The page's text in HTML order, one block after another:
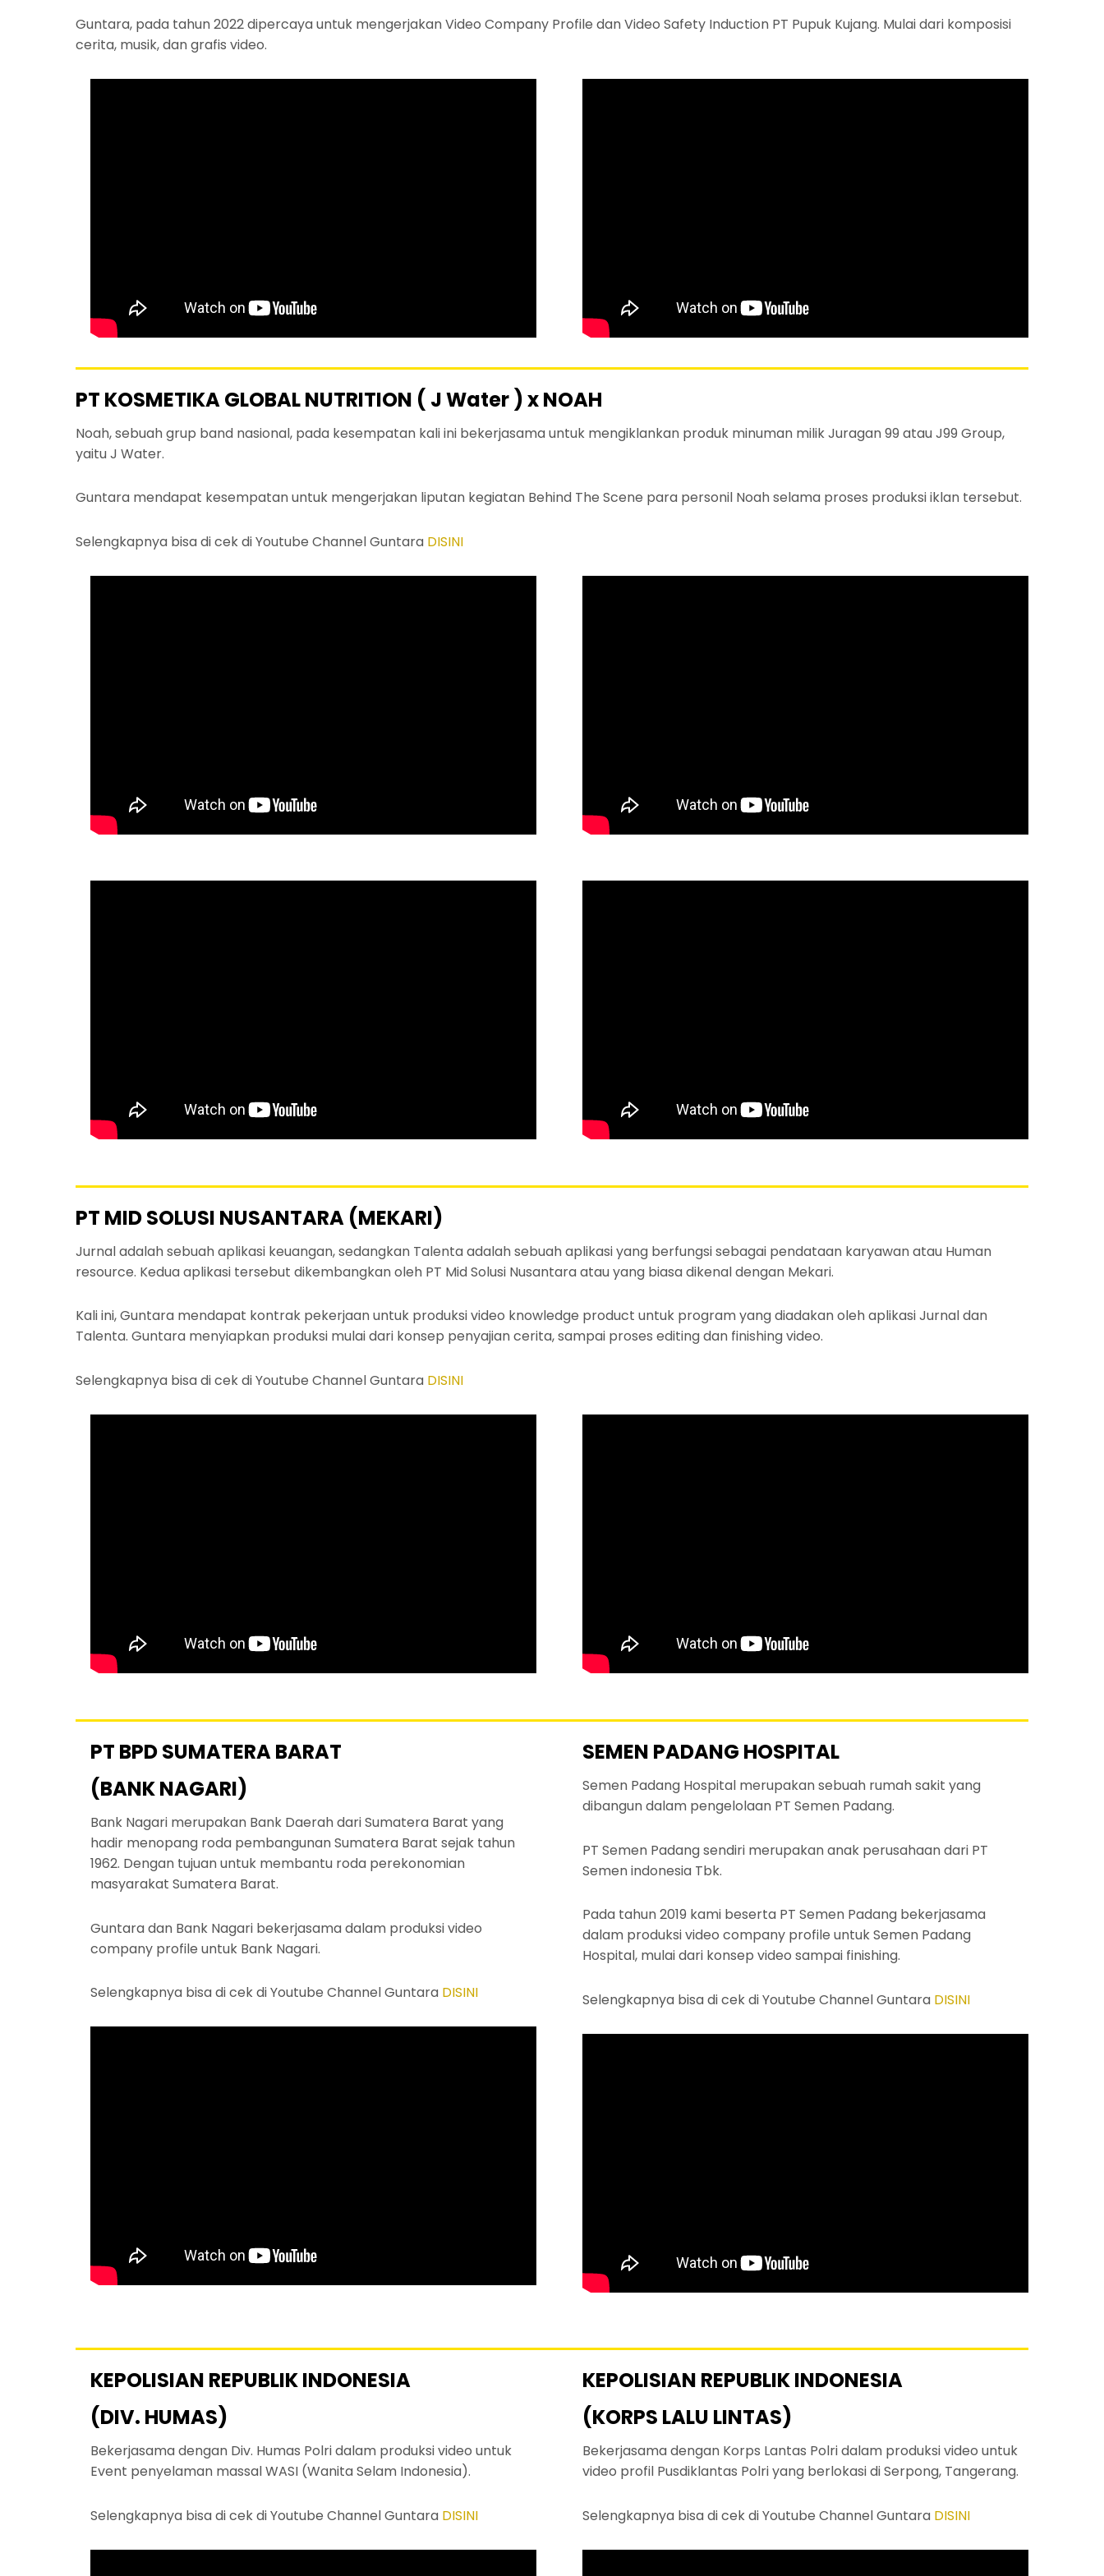
Guntara, pada tahun 2022 dipercaya untuk mengerjakan Video Company Profile dan Video Safety Induction PT Pupuk Kujang. Mulai dari komposisi
cerita, musik, dan grafis video.
PT KOSMETIKA GLOBAL NUTRITION ( J Water ) x NOAH
Noah, sebuah grup band nasional, pada kesempatan kali ini bekerjasama untuk mengiklankan produk minuman milik Juragan 99 atau J99 Group,
yaitu J Water.
Guntara mendapat kesempatan untuk mengerjakan liputan kegiatan Behind The Scene para personil Noah selama proses produksi iklan tersebut.
Selengkapnya bisa di cek di Youtube Channel Guntara DISINI
PT MID SOLUSI NUSANTARA (MEKARI)
Jurnal adalah sebuah aplikasi keuangan, sedangkan Talenta adalah sebuah aplikasi yang berfungsi sebagai pendataan karyawan atau Human
resource. Kedua aplikasi tersebut dikembangkan oleh PT Mid Solusi Nusantara atau yang biasa dikenal dengan Mekari.
Kali ini, Guntara mendapat kontrak pekerjaan untuk produksi video knowledge product untuk program yang diadakan oleh aplikasi Jurnal dan
Talenta. Guntara menyiapkan produksi mulai dari konsep penyajian cerita, sampai proses editing dan finishing video.
Selengkapnya bisa di cek di Youtube Channel Guntara DISINI
PT BPD SUMATERA BARAT
(BANK NAGARI)
Bank Nagari merupakan Bank Daerah dari Sumatera Barat yang
hadir menopang roda pembangunan Sumatera Barat sejak tahun
1962. Dengan tujuan untuk membantu roda perekonomian
masyarakat Sumatera Barat.
Guntara dan Bank Nagari bekerjasama dalam produksi video
company profile untuk Bank Nagari.
Selengkapnya bisa di cek di Youtube Channel Guntara DISINI
SEMEN PADANG HOSPITAL
Semen Padang Hospital merupakan sebuah rumah sakit yang
dibangun dalam pengelolaan PT Semen Padang.
PT Semen Padang sendiri merupakan anak perusahaan dari PT
Semen indonesia Tbk.
Pada tahun 2019 kami beserta PT Semen Padang bekerjasama
dalam produksi video company profile untuk Semen Padang
Hospital, mulai dari konsep video sampai finishing.
Selengkapnya bisa di cek di Youtube Channel Guntara DISINI
KEPOLISIAN REPUBLIK INDONESIA
(DIV. HUMAS)
Bekerjasama dengan Div. Humas Polri dalam produksi video untuk
Event penyelaman massal WASI (Wanita Selam Indonesia).
Selengkapnya bisa di cek di Youtube Channel Guntara DISINI
KEPOLISIAN REPUBLIK INDONESIA
(KORPS LALU LINTAS)
Bekerjasama dengan Korps Lantas Polri dalam produksi video untuk
video profil Pusdiklantas Polri yang berlokasi di Serpong, Tangerang.
Selengkapnya bisa di cek di Youtube Channel Guntara DISINI